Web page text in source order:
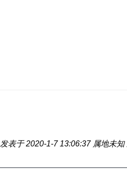
发表于 2020-1-7 13:06:37 属地未知